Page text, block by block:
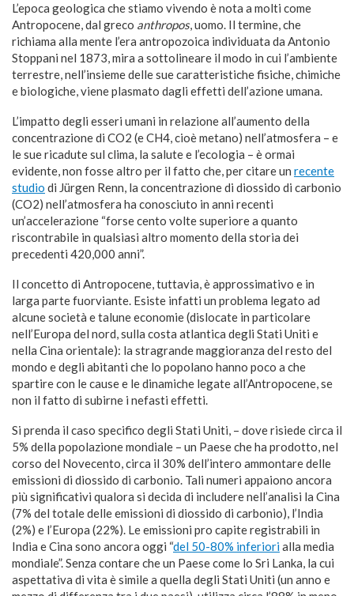
L’epoca geologica che stiamo vivendo è nota a molti come
Antropocene, dal greco anthropos, uomo. Il termine, che
richiama alla mente l’era antropozoica individuata da Antonio
Stoppani nel 1873, mira a sottolineare il modo in cui l’ambiente
terrestre, nell’insieme delle sue caratteristiche fisiche, chimiche
e biologiche, viene plasmato dagli effetti dell’azione umana.
L’impatto degli esseri umani in relazione all’aumento della
concentrazione di CO2 (e CH4, cioè metano) nell’atmosfera – e
le sue ricadute sul clima, la salute e l’ecologia – è ormai
evidente, non fosse altro per il fatto che, per citare un recente
studio di Jürgen Renn, la concentrazione di diossido di carbonio
(CO2) nell’atmosfera ha conosciuto in anni recenti
un’accelerazione “forse cento volte superiore a quanto
riscontrabile in qualsiasi altro momento della storia dei
precedenti 420,000 anni”.
Il concetto di Antropocene, tuttavia, è approssimativo e in
larga parte fuorviante. Esiste infatti un problema legato ad
alcune società e talune economie (dislocate in particolare
nell’Europa del nord, sulla costa atlantica degli Stati Uniti e
nella Cina orientale): la stragrande maggioranza del resto del
mondo e degli abitanti che lo popolano hanno poco a che
spartire con le cause e le dinamiche legate all’Antropocene, se
non il fatto di subirne i nefasti effetti.
Si prenda il caso specifico degli Stati Uniti, – dove risiede circa il
5% della popolazione mondiale – un Paese che ha prodotto, nel
corso del Novecento, circa il 30% dell’intero ammontare delle
emissioni di diossido di carbonio. Tali numeri appaiono ancora
più significativi qualora si decida di includere nell’analisi la Cina
(7% del totale delle emissioni di diossido di carbonio), l’India
(2%) e l’Europa (22%). Le emissioni pro capite registrabili in
India e Cina sono ancora oggi “del 50-80% inferiorialla media
mondiale”. Senza contare che un Paese come lo Sri Lanka, la cui
aspettativa di vita è simile a quella degli Stati Uniti (un anno e